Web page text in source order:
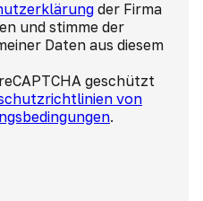
der Firma
und stimme der
Daten aus diesem
geschützt
von
.